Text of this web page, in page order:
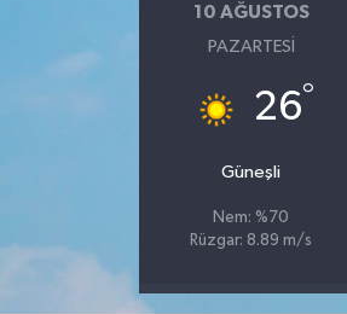
10 AĞUSTOS
PAZARTESI
26°
Güneşli
Nem: %70
Rüzgar: 8.89 m/s